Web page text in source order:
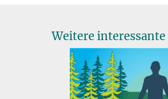
Weitere interessante